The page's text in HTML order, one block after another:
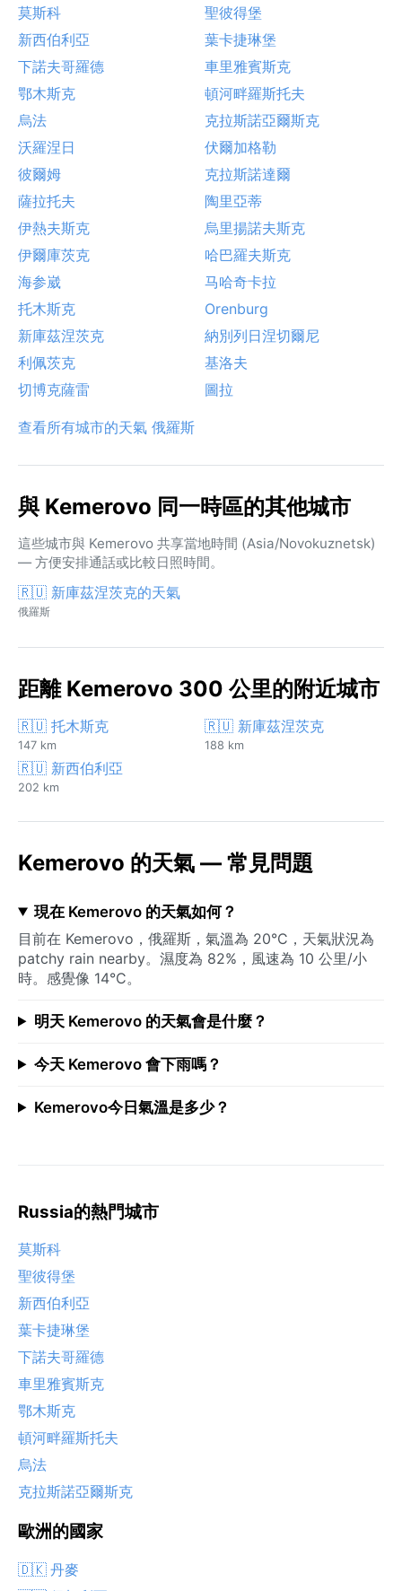
莫斯科
聖彼得堡
新西伯利亞
葉卡捷琳堡
下諾夫哥羅德
車里雅賓斯克
鄂木斯克
頓河畔羅斯托夫
烏法
克拉斯諾亞爾斯克
沃羅涅日
伏爾加格勒
彼爾姆
克拉斯諾達爾
薩拉托夫
陶里亞蒂
伊熱夫斯克
烏里揚諾夫斯克
伊爾庫茨克
哈巴羅夫斯克
海参崴
马哈奇卡拉
托木斯克
Orenburg
新庫茲涅茨克
納別列日涅切爾尼
利佩茨克
基洛夫
切博克薩雷
圖拉
查看所有城市的天氣 俄羅斯
與 Kemerovo 同一時區的其他城市
這些城市與 Kemerovo 共享當地時間 (Asia/Novokuznetsk)
— 方便安排通話或比較日照時間。
🇷🇺 新庫茲涅茨克的天氣
俄羅斯
距離 Kemerovo 300 公里的附近城市
🇷🇺 托木斯克
147 km
🇷🇺 新庫茲涅茨克
188 km
🇷🇺 新西伯利亞
202 km
Kemerovo 的天氣 — 常見問題
現在 Kemerovo 的天氣如何？
目前在 Kemerovo，俄羅斯，氣溫為 20°C，天氣狀況為
patchy rain nearby。濕度為 82%，風速為 10 公里/小
時。感覺像 14°C。
明天 Kemerovo 的天氣會是什麼？
今天 Kemerovo 會下雨嗎？
Kemerovo今日氣溫是多少？
Russia的熱門城市
莫斯科
聖彼得堡
新西伯利亞
葉卡捷琳堡
下諾夫哥羅德
車里雅賓斯克
鄂木斯克
頓河畔羅斯托夫
烏法
克拉斯諾亞爾斯克
歐洲的國家
🇩🇰 丹麥